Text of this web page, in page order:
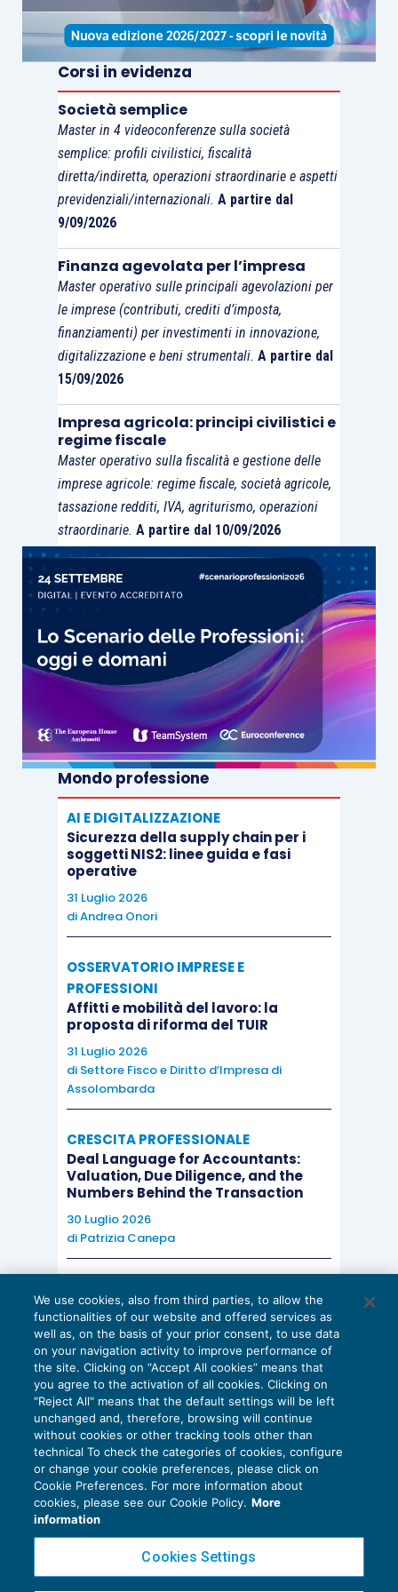
calibrate sulleesigenze produttive proprie(anche
se non esclude il ricorso sia pure non prevalente a
strumenti ad hoc nei servizi a terzi), ma che non
richiedere che tali attrezzature siano
prevalentemente destinate alla produzione propria
Una volta individuate leeventuali attrezzature
utilizzate per le sole prestazioni di servizi a
che laverificadellaprevalenzadiutilizzo
quelle che, al contrario, vengono normalmente
fruire nelle proprie attività principali o connesse,
essere fatta in ragione del
fatturato
generato, infatti, «
delle attrezzature normalmente impiegate
nell’attività agricola principale è superiore al
fatturato ottenuto attraverso l’utilizzo delle altre
attrezzature»
Corsi in evidenza
Società semplice
Master in 4 videoconferenze sulla società
semplice: profili civilistici, fiscalità
diretta/indiretta, operazioni straordinarie e aspetti
previdenziali/internazionali. A partire dal
9/09/2026
Finanza agevolata per l’impresa
Master operativo sulle principali agevolazioni per
le imprese (contributi, crediti d’imposta,
finanziamenti) per investimenti in innovazione,
digitalizzazione e beni strumentali. A partire dal
15/09/2026
Impresa agricola: principi civilistici e
regime fiscale
Master operativo sulla fiscalità e gestione delle
imprese agricole: regime fiscale, società agricole,
tassazione redditi, IVA, agriturismo, operazioni
straordinarie. A partire dal 10/09/2026
Mondo professione
AI E DIGITALIZZAZIONE
Sicurezza della supply chain per i
soggetti NIS2: linee guida e fasi
operative
31 Luglio 2026
diAndrea Onori
OSSERVATORIO IMPRESE E
PROFESSIONI
Affitti e mobilità del lavoro: la
proposta di riforma del TUIR
31 Luglio 2026
di Settore Fisco e Diritto d’Impresa di
Assolombarda
CRESCITA PROFESSIONALE
Deal Language for Accountants:
Valuation, Due Diligence, and the
Numbers Behind the Transaction
30 Luglio 2026
di Patrizia Canepa
EU AI Act e studi professionali: le
scadenze concrete
27 Luglio 2026
di Diego BarberieStefano Dovier
Privacy Policy
Cookie Policy
We use cookies, also from third parties, to allow the
functionalities of our website and offered services as
well as, on the basis of your prior consent, to use data
on your navigation activity to improve performance of
the site. Clicking on “Accept All cookies” means that
you agree to the activation of all cookies. Clicking on
"Reject All" means that the default settings will be left
unchanged and, therefore, browsing will continue
without cookies or other tracking tools other than
technical To check the categories of cookies, configure
or change your cookie preferences, please click on
Cookie Preferences. For more information about
cookies, please see our Cookie Policy. More
information
Cookies Settings